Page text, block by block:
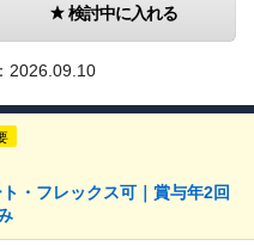
検討中に入れる
2026.09.10
・フレックス可｜賞与年2回